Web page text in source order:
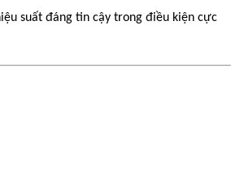
suất đáng tin cậy trong điều kiện cực